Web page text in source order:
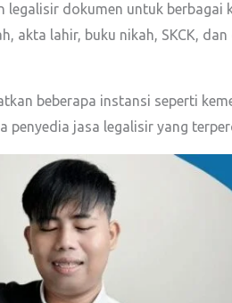
legalisir dokumen untuk
akta lahir, buku nikah, SKCK,
beberapa instansi seperti
penyedia jasa legalisir yang